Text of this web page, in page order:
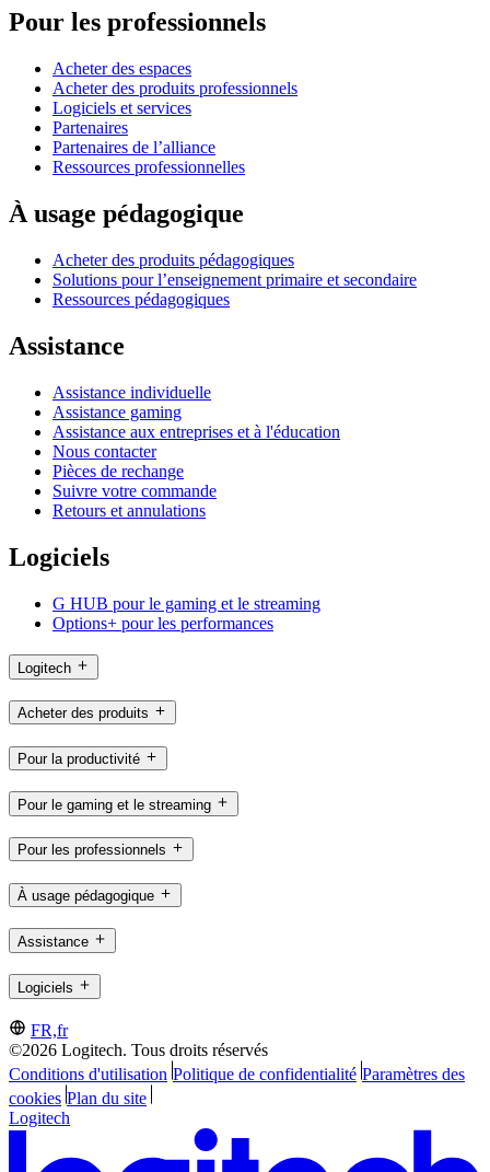
Pour les professionnels
Acheter des espaces
Acheter des produits professionnels
Logiciels et services
Partenaires
Partenaires de l’alliance
Ressources professionnelles
À usage pédagogique
Acheter des produits pédagogiques
Solutions pour l’enseignement primaire et secondaire
Ressources pédagogiques
Assistance
Assistance individuelle
Assistance gaming
Assistance aux entreprises et à l'éducation
Nous contacter
Pièces de rechange
Suivre votre commande
Retours et annulations
Logiciels
G HUB pour le gaming et le streaming
Options+ pour les performances
Logitech
Acheter des produits
Pour la productivité
Pour le gaming et le streaming
Pour les professionnels
À usage pédagogique
Assistance
Logiciels
FR,fr
©2026 Logitech. Tous droits réservés
Conditions d'utilisation Politique de confidentialité Paramètres des
cookies Plan du site
Logitech